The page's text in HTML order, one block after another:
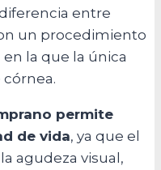
entre
un procedimiento
la que la única
permite
de vida, ya que el
agudeza visual,